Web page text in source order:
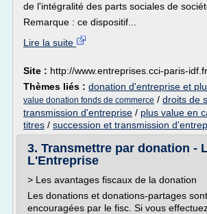
de l'intégralité des parts sociales de
Remarque : ce dispositif...
Lire la suite
Site : http://www.entreprises.cci-paris-idf.fr
Thèmes liés : donation d'entreprise et
value donation fonds de commerce / droits de
transmission d'entreprise / plus value en
titres / succession et transmission
3. Transmettre par donation -
L'Entreprise
> Les avantages fiscaux de la donation
Les donations et donations-partages
encouragées par le fisc. Si vous